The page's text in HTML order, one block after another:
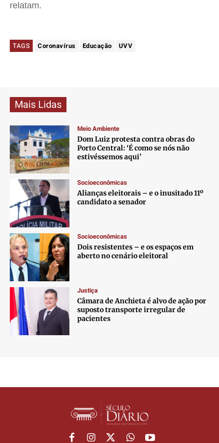
relatam.
TAGS Coronavírus Educação UVV
Mais Lidas
Meio Ambiente
Dom Luiz protesta contra obras do
Porto Central: ‘É como se nós não
estivéssemos aqui’
Socioeconômicas
Alianças eleitorais – e o inusitado 11º
candidato a senador
Socioeconômicas
Dois resistentes – e os espaços em
aberto no cenário eleitoral
Justiça
Câmara de Anchieta é alvo de ação por
suposto transporte irregular de
pacientes